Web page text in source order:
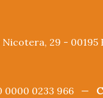
Nicotera, 29 - 00195
0000 0233 966 —